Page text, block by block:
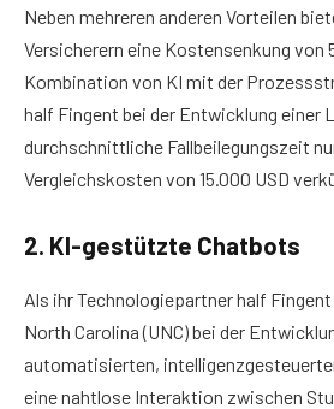
Neben mehreren anderen Vorteilen
Versicherern eine Kostensenkung von
Kombination von KI mit der
half Fingent bei der Entwicklung einer
durchschnittliche Fallbeilegungszeit
Vergleichskosten von 15.000 USD
2. KI-gestützte Chatbots
Als ihr Technologiepartner half
North Carolina (UNC) bei der
automatisierten,
eine nahtlose Interaktion zwischen